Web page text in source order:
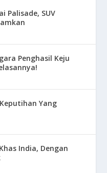
Palisade, SUV
Penghasil Keju
Yang
India, Dengan